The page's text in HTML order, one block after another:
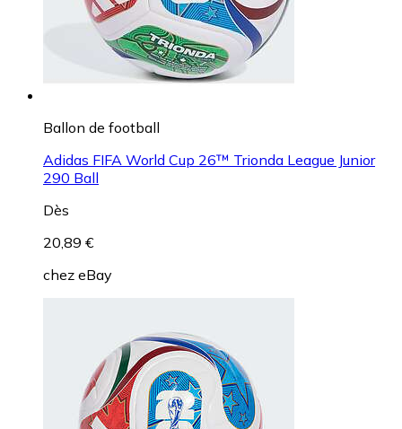
Ballon de football
Adidas FIFA World Cup 26™ Trionda League Junior
290 Ball
Dès
20,89 €
chez eBay